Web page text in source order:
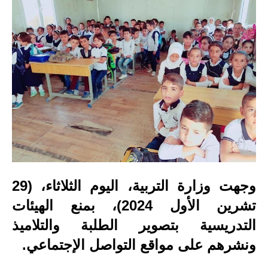
المنح المالية
قطع الاراضي
اخبار العراق
الاخبار السياسية
الاخبار الامنية
الاخبار الاقتصادية
الاخبار الرياضية
المدارس
اخبار وقرارات وزارة التربية
وجهت وزارة التربية، اليوم الثلاثاء، (29
تشرين الأول 2024)، بمنع الهيئات
التدريسية بتصوير الطلبة والتلاميذ
ونشرهم على مواقع التواصل الإجتماعي.